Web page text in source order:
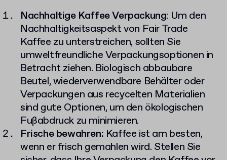
Nachhaltige Kaffee Verpackung: Um den
Nachhaltigkeitsaspekt von Fair Trade
Kaffee zu unterstreichen, sollten Sie
umweltfreundliche Verpackungsoptionen in
Betracht ziehen. Biologisch abbaubare
Beutel, wiederverwendbare Behälter oder
Verpackungen aus recycelten Materialien
sind gute Optionen, um den ökologischen
Fußabdruck zu minimieren.
Frische bewahren: Kaffee ist am besten,
wenn er frisch gemahlen wird. Stellen Sie